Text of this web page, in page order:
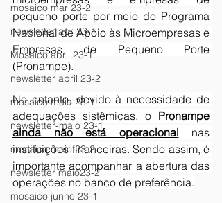
mosaico mar 23-2
newsletter abr 23-1
Mosaico abril 23-1
newsletter abril 23-2
mosaico maio 23-1
newsletter-maio 23-1
mosaico maio 23-2
newsletter maio23-2
mosaico junho 23-1
pequeno porte por meio do Programa
Nacional de Apoio às Microempresas e
Empresas de Pequeno Porte
(Pronampe).
No entanto, devido à necessidade de
adequações sistêmicas, o Pronampe
ainda não está operacional nas
instituições financeiras. Sendo assim, é
importante acompanhar a abertura das
operações no banco de preferência.